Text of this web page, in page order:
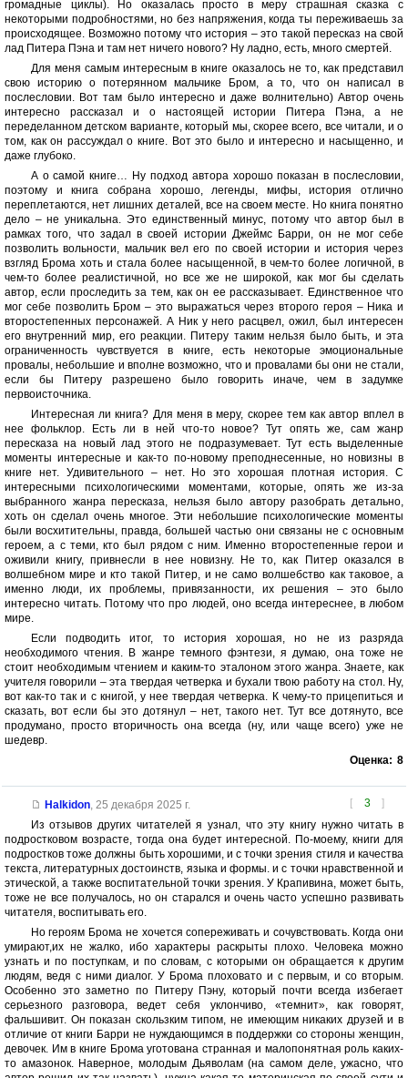
громадные циклы). Но оказалась просто в меру страшная сказка с
некоторыми подробностями, но без напряжения, когда ты переживаешь за
происходящее. Возможно потому что история – это такой пересказ на свой
лад Питера Пэна и там нет ничего нового? Ну ладно, есть, много смертей.
Для меня самым интересным в книге оказалось не то, как представил
свою историю о потерянном мальчике Бром, а то, что он написал в
послесловии. Вот там было интересно и даже волнительно) Автор очень
интересно рассказал и о настоящей истории Питера Пэна, а не
переделанном детском варианте, который мы, скорее всего, все читали, и о
том, как он рассуждал о книге. Вот это было и интересно и насыщенно, и
даже глубоко.
А о самой книге… Ну подход автора хорошо показан в послесловии,
поэтому и книга собрана хорошо, легенды, мифы, история отлично
переплетаются, нет лишних деталей, все на своем месте. Но книга понятно
дело – не уникальна. Это единственный минус, потому что автор был в
рамках того, что задал в своей истории Джеймс Барри, он не мог себе
позволить вольности, мальчик вел его по своей истории и история через
взгляд Брома хоть и стала более насыщенной, в чем-то более логичной, в
чем-то более реалистичной, но все же не широкой, как мог бы сделать
автор, если проследить за тем, как он ее рассказывает. Единственное что
мог себе позволить Бром – это выражаться через второго героя – Ника и
второстепенных персонажей. А Ник у него расцвел, ожил, был интересен
его внутренний мир, его реакции. Питеру таким нельзя было быть, и эта
ограниченность чувствуется в книге, есть некоторые эмоциональные
провалы, небольшие и вполне возможно, что и провалами бы они не стали,
если бы Питеру разрешено было говорить иначе, чем в задумке
первоисточника.
Интересная ли книга? Для меня в меру, скорее тем как автор вплел в
нее фольклор. Есть ли в ней что-то новое? Тут опять же, сам жанр
пересказа на новый лад этого не подразумевает. Тут есть выделенные
моменты интересные и как-то по-новому преподнесенные, но новизны в
книге нет. Удивительного – нет. Но это хорошая плотная история. С
интересными психологическими моментами, которые, опять же из-за
выбранного жанра пересказа, нельзя было автору разобрать детально,
хоть он сделал очень многое. Эти небольшие психологические моменты
были восхитительны, правда, большей частью они связаны не с основным
героем, а с теми, кто был рядом с ним. Именно второстепенные герои и
оживили книгу, привнесли в нее новизну. Не то, как Питер оказался в
волшебном мире и кто такой Питер, и не само волшебство как таковое, а
именно люди, их проблемы, привязанности, их решения – это было
интересно читать. Потому что про людей, оно всегда интереснее, в любом
мире.
Если подводить итог, то история хорошая, но не из разряда
необходимого чтения. В жанре темного фэнтези, я думаю, она тоже не
стоит необходимым чтением и каким-то эталоном этого жанра. Знаете, как
учителя говорили – эта твердая четверка и бухали твою работу на стол. Ну,
вот как-то так и с книгой, у нее твердая четверка. К чему-то прицепиться и
сказать, вот если бы это дотянул – нет, такого нет. Тут все дотянуто, все
продумано, просто вторичность она всегда (ну, или чаще всего) уже не
шедевр.
Оценка: 8
[ 3 ]
Halkidon, 25 декабря 2025 г.
Из отзывов других читателей я узнал, что эту книгу нужно читать в
подростковом возрасте, тогда она будет интересной. По-моему, книги для
подростков тоже должны быть хорошими, и с точки зрения стиля и качества
текста, литературных достоинств, языка и формы. и с точки нравственной и
этической, а также воспитательной точки зрения. У Крапивина, может быть,
тоже не все получалось, но он старался и очень часто успешно развивать
читателя, воспитывать его.
Но героям Брома не хочется сопереживать и сочувствовать. Когда они
умирают,их не жалко, ибо характеры раскрыты плохо. Человека можно
узнать и по поступкам, и по словам, с которыми он обращается к другим
людям, ведя с ними диалог. У Брома плоховато и с первым, и со вторым.
Особенно это заметно по Питеру Пэну, который почти всегда избегает
серьезного разговора, ведет себя уклончиво, «темнит», как говорят,
фальшивит. Он показан скользким типом, не имеющим никаких друзей и в
отличие от книги Барри не нуждающимся в поддержки со стороны женщин,
девочек. Им в книге Брома уготована странная и малопонятная роль каких-
то амазонок. Наверное, молодым Дьяволам (на самом деле, ужасно, что